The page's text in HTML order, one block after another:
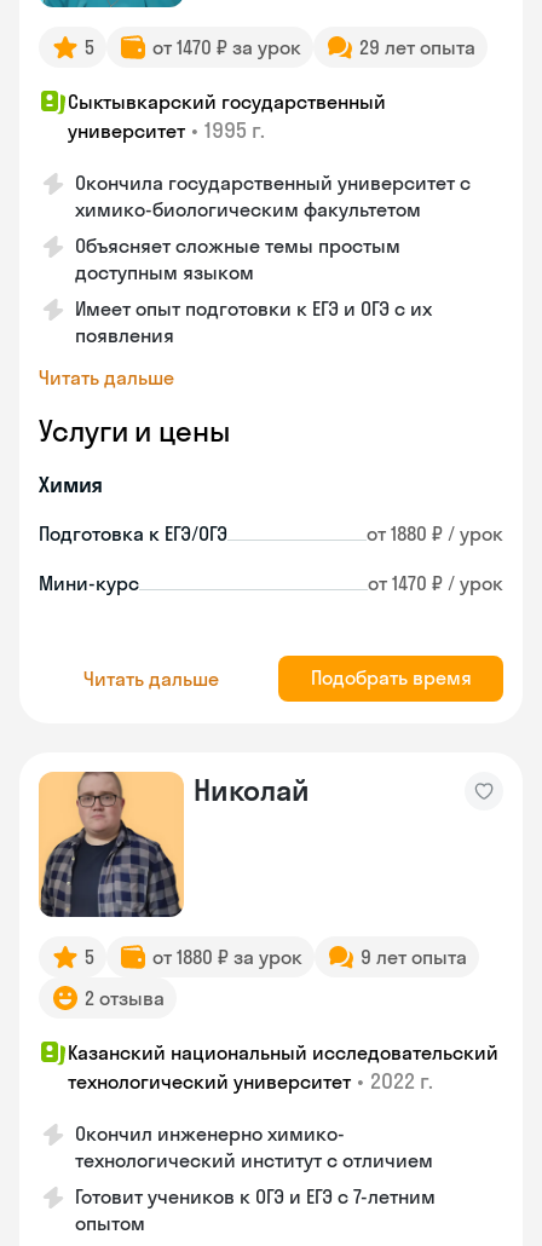
5 от 1470 ₽ за урок 29 лет опыта
Сыктывкарский государственный
университет • 1995 г.
Окончила государственный университет с
химико-биологическим факультетом
Объясняет сложные темы простым
доступным языком
Имеет опыт подготовки к ЕГЭ и ОГЭ с их
появления
Читать дальше
Услуги и цены
Химия
Подготовка к ЕГЭ/ОГЭ от 1880 ₽ / урок
Мини-курс от 1470 ₽ / урок
Читать дальше Подобрать время
Николай
5 от 1880 ₽ за урок
9 лет опыта
2 отзыва
Казанский национальный исследовательский
технологический университет • 2022 г.
Окончил инженерно химико-
технологический институт с отличием
Готовит учеников к ОГЭ и ЕГЭ с 7-летним
опытом